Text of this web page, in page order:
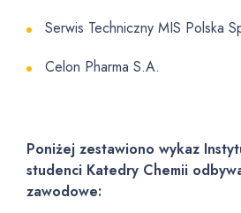
Serwis Techniczny MIS Polska
Celon Pharma S.A.
Poniżej zestawiono wykaz
studenci Katedry Chemii
zawodowe: